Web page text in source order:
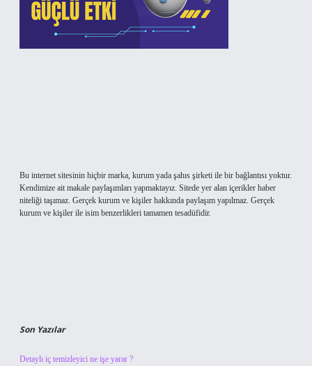
Bu internet sitesinin hiçbir marka, kurum yada şahıs şirketi ile bir bağlantısı yoktur.
Kendimize ait makale paylaşımları yapmaktayız. Sitede yer alan içerikler haber
niteliği taşımaz. Gerçek kurum ve kişiler hakkında paylaşım yapılmaz. Gerçek
kurum ve kişiler ile isim benzerlikleri tamamen tesadüfidir.
Son Yazılar
Detaylı iç temizleyici ne işe yarar ?